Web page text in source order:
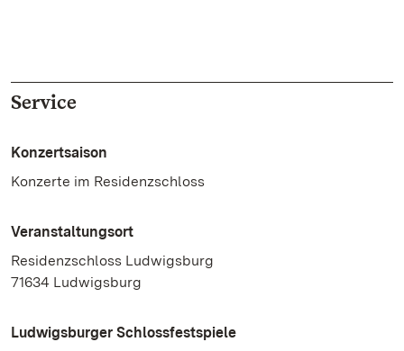
Service
Konzertsaison
Konzerte im Residenzschloss
Veranstaltungsort
Residenzschloss Ludwigsburg
71634 Ludwigsburg
Ludwigsburger Schlossfestspiele